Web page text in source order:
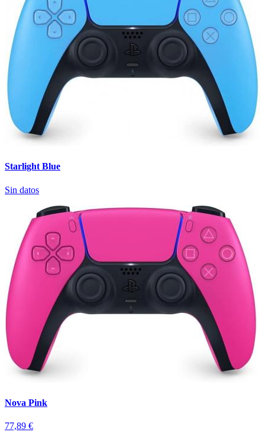
Starlight Blue
Sin datos
Nova Pink
77,89 €